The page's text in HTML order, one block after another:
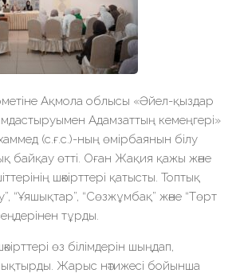
Ақмола облысы «Әйел-қыздар
Адамзаттың кемеңгері»
(с.ғ.с.)-ның өмірбаянын білу
байқау өтті. Оған Жақия қажы және
шәкірттері қатысты. Топтық
“Ұяшықтар”, “Сөзжұмбақ” және “Төрт
тұрды.
өз білімдерін шыңдап,
Жарыс нәтижесі бойынша